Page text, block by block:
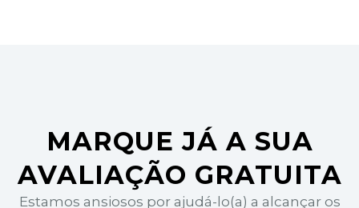
MARQUE JÁ A SUA
AVALIAÇÃO GRATUITA
Estamos ansiosos por ajudá-lo(a) a alcançar os